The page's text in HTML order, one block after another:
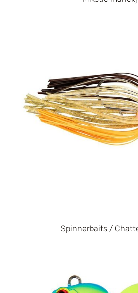
Spinnerbaits /